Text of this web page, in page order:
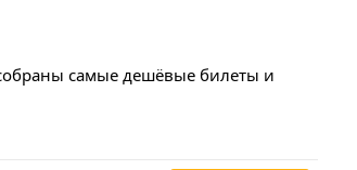
самые дешёвые билеты и